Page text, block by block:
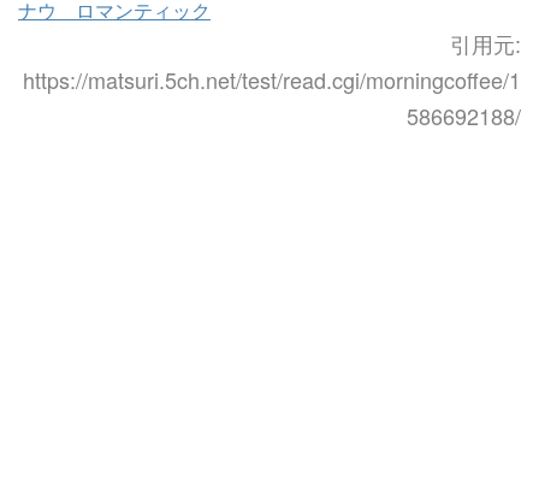
ナウ ロマンティック
引用元:
https://matsuri.5ch.net/test/read.cgi/morningcoffee/1
586692188/